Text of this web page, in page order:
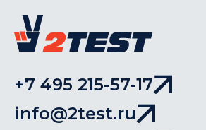
+7 495 215-57-17
info@2test.ru